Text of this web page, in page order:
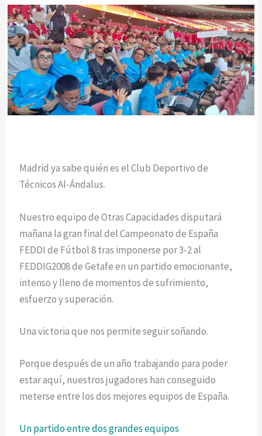
Madrid ya sabe quién es el Club Deportivo de
Técnicos Al-Ándalus.
Nuestro equipo de Otras Capacidades disputará
mañana la gran final del Campeonato de España
FEDDI de Fútbol 8 tras imponerse por 3-2 al
FEDDIG2008 de Getafe en un partido emocionante,
intenso y lleno de momentos de sufrimiento,
esfuerzo y superación.
Una victoria que nos permite seguir soñando.
Porque después de un año trabajando para poder
estar aquí, nuestros jugadores han conseguido
meterse entre los dos mejores equipos de España.
Un partido entre dos grandes equipos